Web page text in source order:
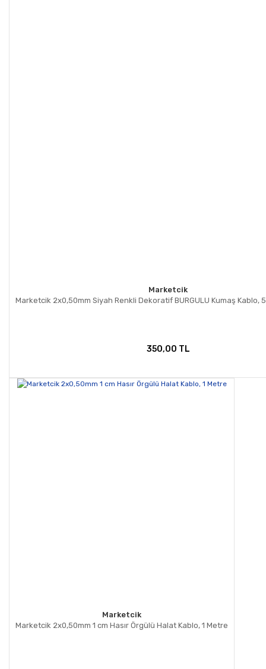
Marketcik
Marketcik 2x0,50mm Siyah Renkli Dekoratif BURGULU Kumaş Kablo,
350,00 TL
Marketcik
Marketcik 2x0,50mm 1 cm Hasır Örgülü Halat Kablo, 1 Metre